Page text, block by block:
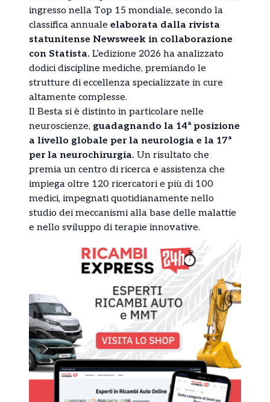
ingresso nella Top 15 mondiale, secondo la
classifica annuale elaborata dalla rivista
statunitense Newsweek in collaborazione
con Statista. L’edizione 2026 ha analizzato
dodici discipline mediche, premiando le
strutture di eccellenza specializzate in cure
altamente complesse.
Il Besta si è distinto in particolare nelle
neuroscienze, guadagnando la 14ª posizione
a livello globale per la neurologia e la 17ª
per la neurochirurgia. Un risultato che
premia un centro di ricerca e assistenza che
impiega oltre 120 ricercatori e più di 100
medici, impegnati quotidianamente nello
studio dei meccanismi alla base delle malattie
e nello sviluppo di terapie innovative.